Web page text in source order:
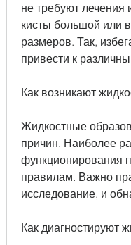
не требуют лечения
кисты большой или
размеров. Так,
привести к
Как возникают
Жидкостные
причин. Наиболее
функционирования
правилам. Важно
исследование, и
Как диагностируют